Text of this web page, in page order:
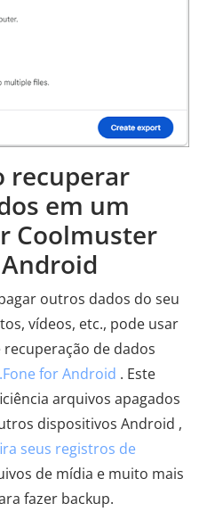
recuperar
em um
Coolmuster
outros dados do seu
vídeos, etc., pode usar
de dados
for Android . Este
arquivos apagados
dispositivos Android ,
seus registros de
de mídia e muito mais
fazer backup.